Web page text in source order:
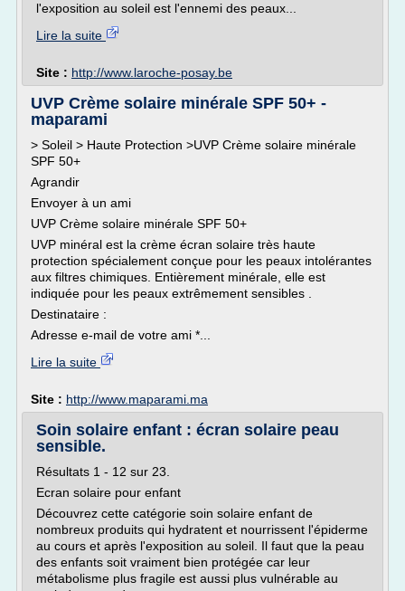
l'exposition au soleil est l'ennemi des peaux...
Lire la suite
Site : http://www.laroche-posay.be
UVP Crème solaire minérale SPF 50+ -
maparami
> Soleil > Haute Protection >UVP Crème solaire minérale
SPF 50+
Agrandir
Envoyer à un ami
UVP Crème solaire minérale SPF 50+
UVP minéral est la crème écran solaire très haute
protection spécialement conçue pour les peaux intolérantes
aux filtres chimiques. Entièrement minérale, elle est
indiquée pour les peaux extrêmement sensibles .
Destinataire :
Adresse e-mail de votre ami *...
Lire la suite
Site : http://www.maparami.ma
Soin solaire enfant : écran solaire peau
sensible.
Résultats 1 - 12 sur 23.
Ecran solaire pour enfant
Découvrez cette catégorie soin solaire enfant de
nombreux produits qui hydratent et nourrissent l'épiderme
au cours et après l'exposition au soleil. Il faut que la peau
des enfants soit vraiment bien protégée car leur
métabolisme plus fragile est aussi plus vulnérable au